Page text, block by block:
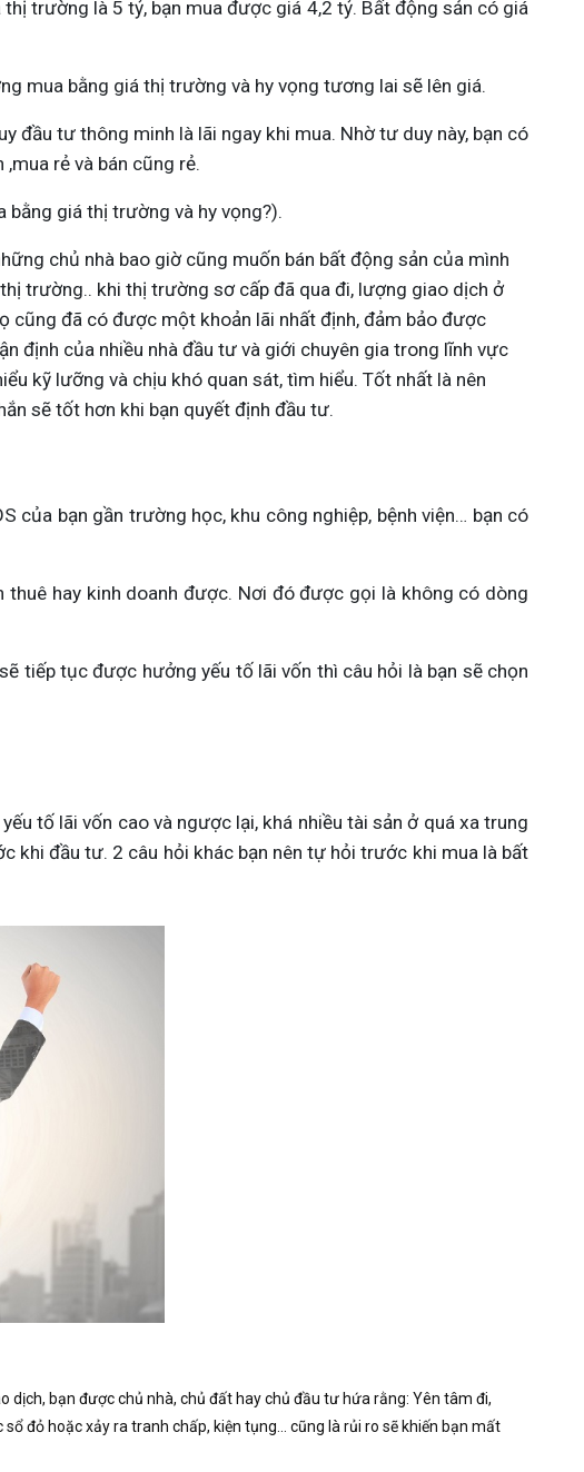
trường là 5 tỷ, bạn mua được giá 4,2 tỷ. Bất động sản có giá
mua bằng giá thị trường và hy vọng tương lai sẽ lên giá.
tư thông minh là lãi ngay khi mua. Nhờ tư duy này, bạn có
rẻ và bán cũng rẻ.
bằng giá thị trường và hy vọng?).
chủ nhà bao giờ cũng muốn bán bất động sản của mình
trường.. khi thị trường sơ cấp đã qua đi, lượng giao dịch ở
cũng đã có được một khoản lãi nhất định, đảm bảo được
định của nhiều nhà đầu tư và giới chuyên gia trong lĩnh vực
kỹ lưỡng và chịu khó quan sát, tìm hiểu. Tốt nhất là nên
sẽ tốt hơn khi bạn quyết định đầu tư.
của bạn gần trường học, khu công nghiệp, bệnh viện… bạn có
thuê hay kinh doanh được. Nơi đó được gọi là không có dòng
tiếp tục được hưởng yếu tố lãi vốn thì câu hỏi là bạn sẽ chọn
tố lãi vốn cao và ngược lại, khá nhiều tài sản ở quá xa trung
khi đầu tư. 2 câu hỏi khác bạn nên tự hỏi trước khi mua là bất
dịch, bạn được chủ nhà, chủ đất hay chủ đầu tư hứa rằng: Yên tâm đi,
đỏ hoặc xảy ra tranh chấp, kiện tụng… cũng là rủi ro sẽ khiến bạn mất